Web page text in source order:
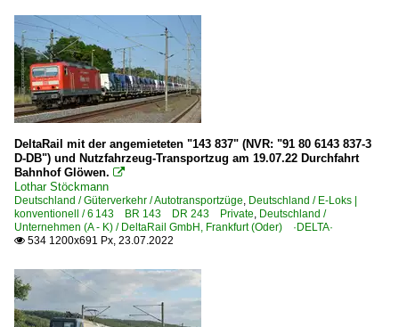
DeltaRail mit der angemieteten "143 837" (NVR: "91 80 6143 837-3
D-DB") und Nutzfahrzeug-Transportzug am 19.07.22 Durchfahrt
Bahnhof Glöwen. 
Lothar Stöckmann
Deutschland / Güterverkehr / Autotransportzüge, Deutschland / E-Loks |
konventionell / 6 143 BR 143 DR 243 Private, Deutschland /
Unternehmen (A - K) / DeltaRail GmbH, Frankfurt (Oder) ·DELTA·
 534 1200x691 Px, 23.07.2022